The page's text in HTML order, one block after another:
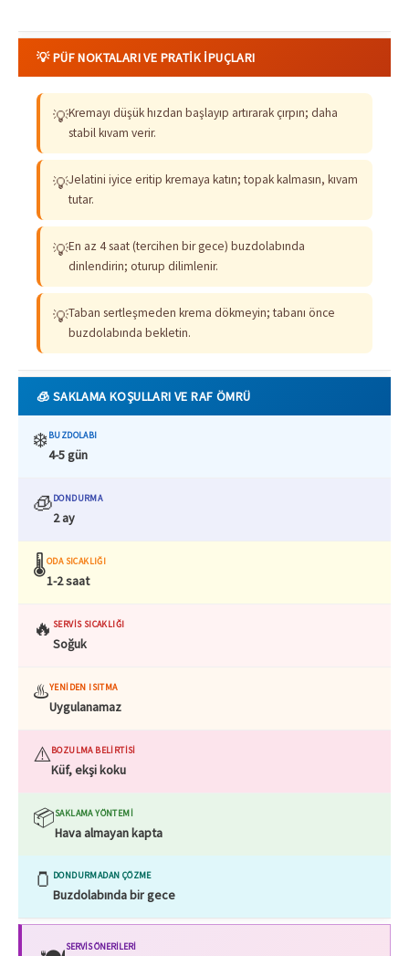
💡 PÜF NOKTALARI VE PRATIK İPUÇLARI
💡Kremayı düşük hızdan başlayıp artırarak çırpın; daha
stabil kıvam verir.
💡Jelatini iyice eritip kremaya katın; topak kalmasın, kıvam
tutar.
💡En az 4 saat (tercihen bir gece) buzdolabında
dinlendirin; oturup dilimlenir.
💡Taban sertleşmeden krema dökmeyin; tabanı önce
buzdolabında bekletin.
🧊 SAKLAMA KOŞULLARI VE RAF ÖMRÜ
❄️BUZDOLABI
4-5 gün
🧊DONDURMA
2 ay
🌡️ODA SICAKLIĞI
1-2 saat
🔥 SERVIS SICAKLIĞI
Soğuk
♨️YENIDEN ISITMA
Uygulanamaz
⚠️BOZULMA BELIRTISI
Küf, ekşi koku
📦SAKLAMA YÖNTEMI
Hava almayan kapta
🫙 DONDURMADAN ÇÖZME
Buzdolabında bir gece
SERVIS ÖNERILERI